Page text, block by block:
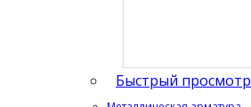
Быстрый просмотр